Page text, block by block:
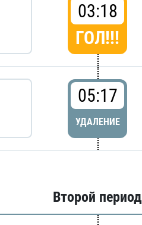
03:18
ГОЛ!!!
05:17
УДАЛЕНИЕ
Второй период